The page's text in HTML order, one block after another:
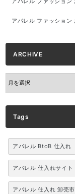
アパレル ファッショ
アパレル ファッション
ARCHIVE
ARCHIVE
Tags
アパレル BtoB 仕入れ
アパレル 仕入れサイト
アパレル 仕入れ 卸売